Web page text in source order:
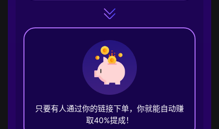
只要有人通过你的链接下单，你就能自动赚
取40%提成！